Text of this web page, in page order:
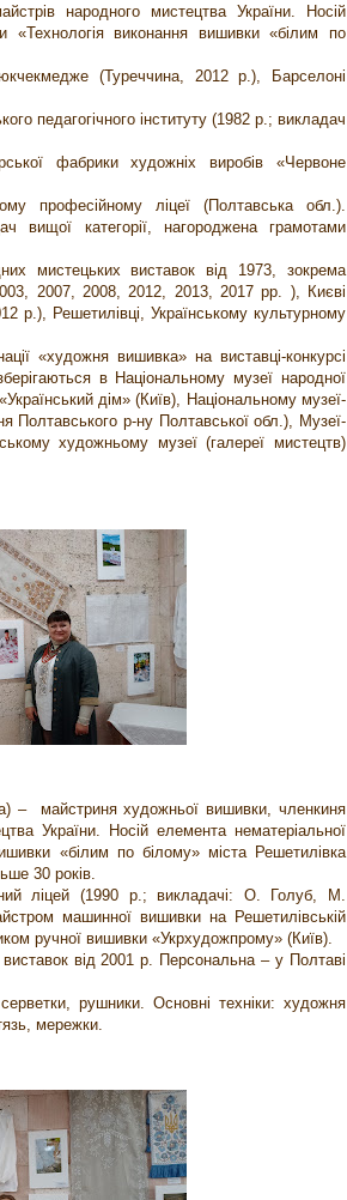
народного мистецтва України. Носій
«Технологія виконання вишивки «білим по
(Туреччина, 2012 р.), Барселоні
педагогічного інституту (1982 р.; викладач
фабрики художніх виробів «Червоне
професійному ліцеї (Полтавська обл.).
вищої категорії, нагороджена грамотами
мистецьких виставок від 1973, зокрема
2007, 2008, 2012, 2013, 2017 рр. ), Києві
р.), Решетилівці, Українському культурному
«художня вишивка» на виставці-конкурсі
в Національному музеї народної
дім» (Київ), Національному музеї-
Полтавського р-ну Полтавської обл.), Музеї-
художньому музеї (галереї мистецтв)
– майстриня художньої вишивки, членкиня
України. Носій елемента нематеріальної
«білим по білому» міста Решетилівка
30 років.
ліцей (1990 р.; викладачі: О. Голуб, М.
машинної вишивки на Решетилівській
ручної вишивки «Укрхудожпрому» (Київ).
від 2001 р. Персональна – у Полтаві
рушники. Основні техніки: художня
мережки.